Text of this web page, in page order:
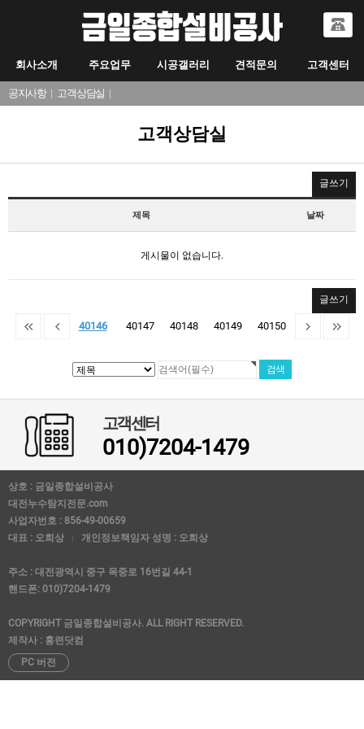
회사소개 주요업무 시공갤러리 견적문의 고객센터
공지사항| 고객상담실 |
고객상담실
글쓰기
제목 날짜
게시물이 없습니다.
글쓰기
40146 40147 40148 40149 40150
고객센터
010)7204-1479
상호 : 금일종합설비공사
대전누수탐지전문.com
사업자번호 : 856-49-00659
대표 : 오희상
개인정보책임자 성명 : 오희상
주소 : 대전광역시 중구 목중로 16번길 44-1
핸드폰: 010)7204-1479
COPYRIGHT 금일종합설비공사. ALL RIGHT RESERVED.
제작사 : 홍련닷컴
PC 버전